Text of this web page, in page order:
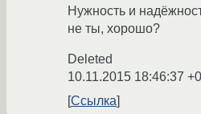
Нужность и
не ты, хорошо?
Deleted
10.11.2015 18:46:37
Ссылка